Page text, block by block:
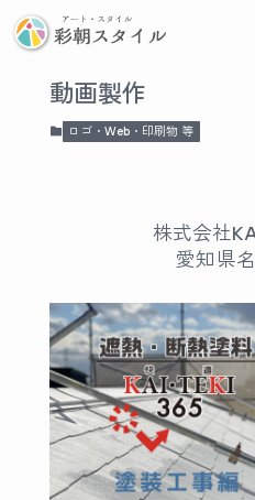
動画製作
ロゴ・Web・印刷物 等
株式会社
愛知県